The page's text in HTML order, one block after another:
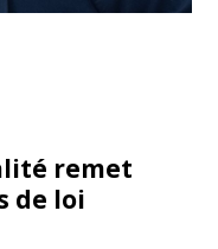
remet
de loi